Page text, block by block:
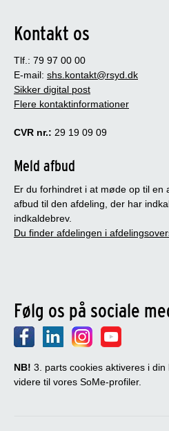
Kontakt os
Tlf.: 79 97 00 00
E-mail: shs.kontakt@rsyd.dk
Sikker digital post
Flere kontaktinformationer
CVR nr.: 29 19 09 09
Meld afbud
Er du forhindret i at møde op til en
afbud til den afdeling, der har
indkaldebrev.
Du finder afdelingen i
Følg os på sociale
NB! 3. parts cookies aktiveres i
videre til vores SoMe-profiler.